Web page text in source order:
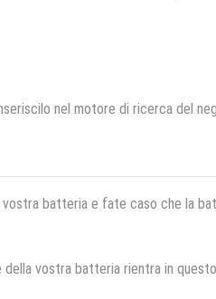
nel motore di ricerca del
batteria e fate caso che la
vostra batteria rientra in